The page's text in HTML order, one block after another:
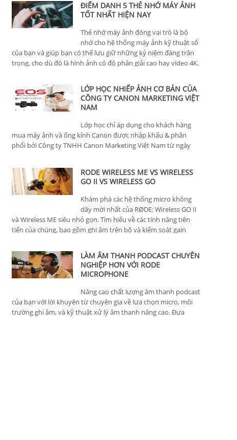
ĐIỂM DANH 5 THẺ NHỚ MÁY ẢNH
TỐT NHẤT HIỆN NAY
Thẻ nhớ máy ảnh đóng vai trò là bộ
nhớ cho hệ thống máy ảnh kỹ thuật số
của bạn và giúp bạn có thể lưu giữ những kỷ niệm đáng trân
trọng, cho dù đó là hình ảnh có độ phân giải cao hay video 4K.
LỚP HỌC NHIẾP ẢNH CƠ BẢN CỦA
CÔNG TY CANON MARKETING VIỆT
NAM
Lớp học chỉ áp dụng cho khách hàng
mua máy ảnh và ống kính Canon được nhập khẩu & phân
phối bởi Công ty TNHH Canon Marketing Việt Nam từ ngày
RODE WIRELESS ME VS WIRELESS
GO II VS WIRELESS GO
Khám phá các hệ thống micro không
dây mới nhất của RØDE: Wireless GO II
và Wireless ME siêu nhỏ gọn. Tìm hiểu về các tính năng tiên
tiến của chúng, bao gồm ghi âm trên bộ và kiểm soát gain
LÀM ÂM THANH PODCAST CHUYÊN
NGHIỆP HƠN VỚI RODE
MICROPHONE
Nâng cao chất lượng âm thanh podcast
của bạn với lời khuyên từ chuyên gia về lựa chọn micro, môi
trường ghi âm, và kỹ thuật xử lý âm thanh nâng cao. Đưa